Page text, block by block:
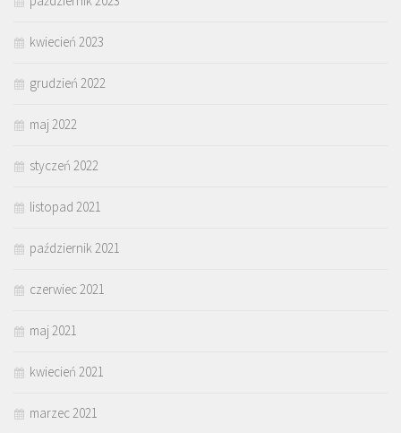
kwiecień 2023
grudzień 2022
maj 2022
styczeń 2022
listopad 2021
październik 2021
czerwiec 2021
maj 2021
kwiecień 2021
marzec 2021